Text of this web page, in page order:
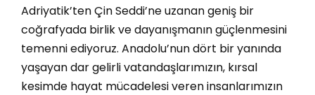
Adriyatik’ten Çin Seddi’ne uzanan geniş bir
coğrafyada birlik ve dayanışmanın güçlenmesini
temenni ediyoruz. Anadolu’nun dört bir yanında
yaşayan dar gelirli vatandaşlarımızın, kırsal
kesimde hayat mücadelesi veren insanlarımızın